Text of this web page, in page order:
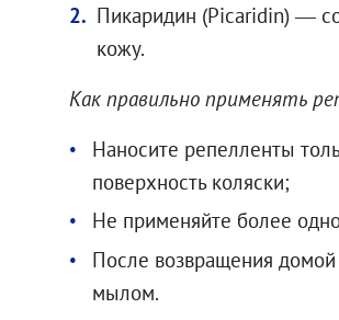
Пикаридин (Picaridin) —
кожу.
Как правильно применять
Наносите репелленты
поверхность коляски;
Не применяйте более
После возвращения
мылом.